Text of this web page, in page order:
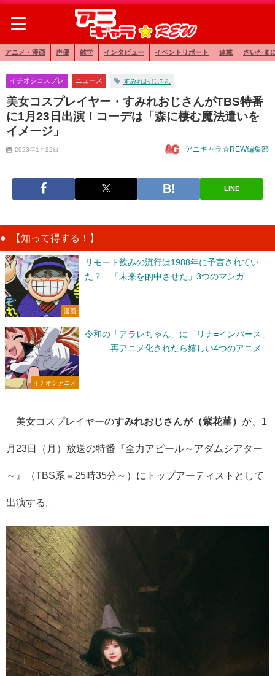
アニメ・漫画 声優 雑学 インタビュー イベントリポート 連載 さいたま
イチオシコスプレ ニュース すみれおじさん
美女コスプレイヤー・すみれおじさんがTBS特番
に1月23日出演！コーデは「森に棲む魔法遣いを
イメージ」
2023年1月22日 アニギャラ☆REW編集部
LINE
【知って得する！】
漫画
リモート飲みの流行は1988年に予言されてい
た？ 「未来を的中させた」3つのマンガ
イチオシアニメ
令和の「アラレちゃん」に「リナ=インバース」
…… 再アニメ化されたら嬉しい4つのアニメ
美女コスプレイヤーのすみれおじさんが（紫花菫） が、1
月23日（月）放送の特番『全力アピール～アダムシアター
～』（TBS系＝25時35分～）にトップアーティストとして
出演する。